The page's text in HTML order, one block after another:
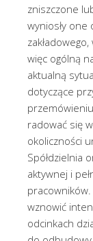
zniszczone
wyniosły one
więc ogólną
aktualną
dotyczące
radować się
okoliczności
Spółdzielnia
aktywnej i
wznowić
odcinkach